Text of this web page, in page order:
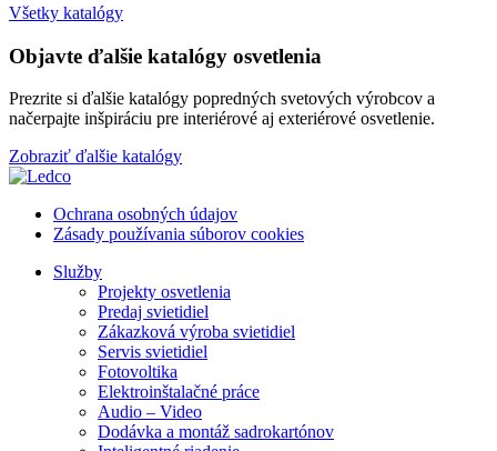
Všetky katalógy
Objavte ďalšie katalógy osvetlenia
Prezrite si ďalšie katalógy popredných svetových výrobcov a
načerpajte inšpiráciu pre interiérové aj exteriérové osvetlenie.
Zobraziť ďalšie katalógy
Ochrana osobných údajov
Zásady používania súborov cookies
Služby
Projekty osvetlenia
Predaj svietidiel
Zákazková výroba svietidiel
Servis svietidiel
Fotovoltika
Elektroinštalačné práce
Audio – Video
Dodávka a montáž sadrokartónov